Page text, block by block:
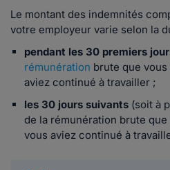
Le montant des indemnités
votre employeur varie selon la
pendant les 30 premiers
rémunération brute que
aviez continué à travailler ;
les 30 jours suivants (soit à
de la rémunération brute
vous aviez continué à